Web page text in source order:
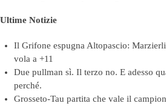
Ultime Notizie
Il Grifone espugna Altopascio:
vola a +11
Due pullman sì. Il terzo no. E adesso
perché.
Grosseto-Tau partita che vale il